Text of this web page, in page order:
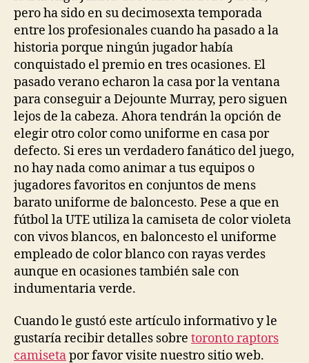
pero ha sido en su decimosexta temporada
entre los profesionales cuando ha pasado a la
historia porque ningún jugador había
conquistado el premio en tres ocasiones. El
pasado verano echaron la casa por la ventana
para conseguir a Dejounte Murray, pero siguen
lejos de la cabeza. Ahora tendrán la opción de
elegir otro color como uniforme en casa por
defecto. Si eres un verdadero fanático del juego,
no hay nada como animar a tus equipos o
jugadores favoritos en conjuntos de mens
barato uniforme de baloncesto. Pese a que en
fútbol la UTE utiliza la camiseta de color violeta
con vivos blancos, en baloncesto el uniforme
empleado de color blanco con rayas verdes
aunque en ocasiones también sale con
indumentaria verde.
Cuando le gustó este artículo informativo y le
gustaría recibir detalles sobre toronto raptors
camisetapor favor visite nuestro sitio web.